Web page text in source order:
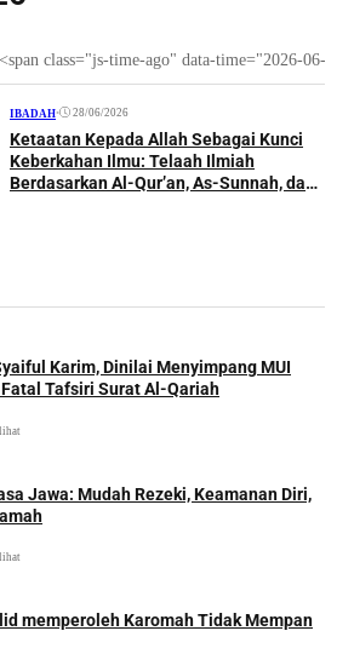
class="js-time-ago" data-time="2026-06-
IBADAH• 28/06/2026
Ketaatan Kepada Allah Sebagai Kunci
Keberkahan Ilmu: Telaah Ilmiah
Berdasarkan Al-Qur’an, As-Sunnah, dan
Karim, Dinilai Menyimpang MUI
Tafsiri Surat Al-Qariah
Jawa: Mudah Rezeki, Keamanan Diri,
memperoleh Karomah Tidak Mempan